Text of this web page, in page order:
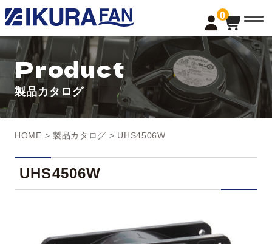
0
t
o
g
l
e
a
v
i
g
a
n
Product
製品カタログ
HOME > 製品カタログ > UHS4506W
UHS4506W